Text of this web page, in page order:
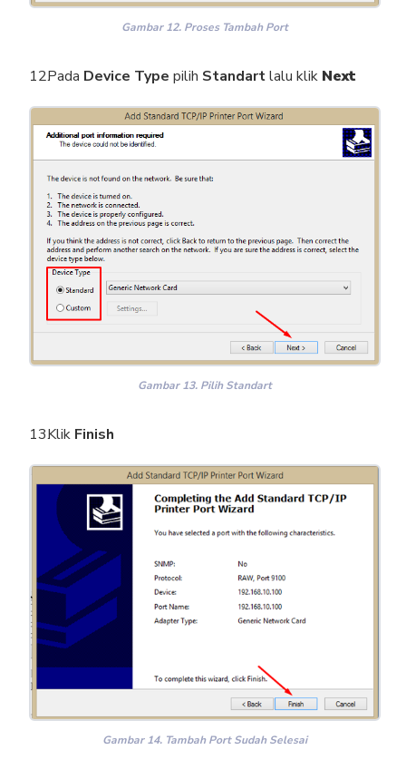
Gambar 12. Proses Tambah Port
Pada Device Type pilih Standartlalu klik Next
Gambar 13. Pilih Standart
Klik Finish
Gambar 14. Tambah Port Sudah Selesai